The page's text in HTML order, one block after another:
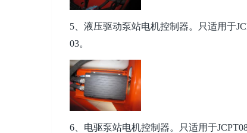
5、液压驱动泵站电机控制器。只适用于
03。
6、电驱泵站电机控制器。只适用于